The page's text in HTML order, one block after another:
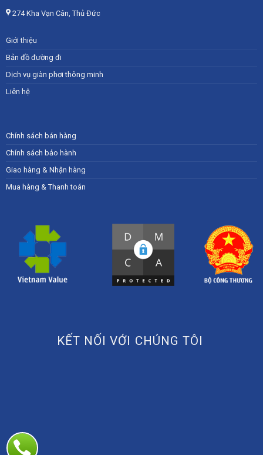
274 Kha Vạn Cân, Thủ Đức
Giới thiệu
Bản đồ đường đi
Dịch vụ giàn phơi thông minh
Liên hệ
Chính sách bán hàng
Chính sách bảo hành
Giao hàng & Nhận hàng
Mua hàng & Thanh toán
KẾT NỐI VỚI CHÚNG TÔI